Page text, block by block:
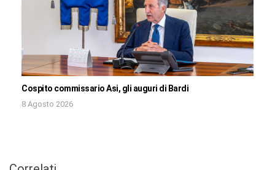
Cospito commissario Asi, gli auguri di Bardi
8 Agosto 2026